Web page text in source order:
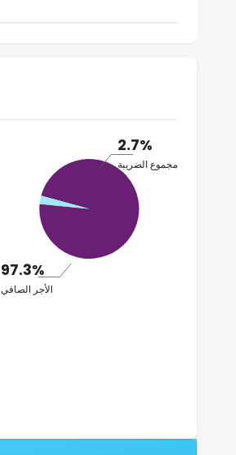
2.7%
مجموع الضريبة
97.3%
الأجر الصافي